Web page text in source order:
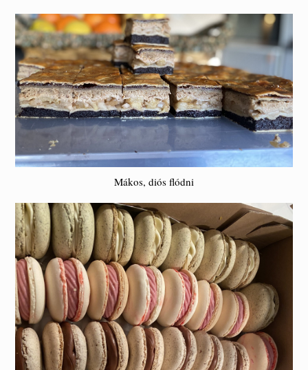
Mákos, diós flódni